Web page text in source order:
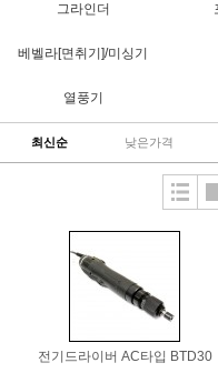
그라인더
베벨라[면취기]/미싱기
열풍기
최신순 낮은가격
전기드라이버 AC타입 BTD30